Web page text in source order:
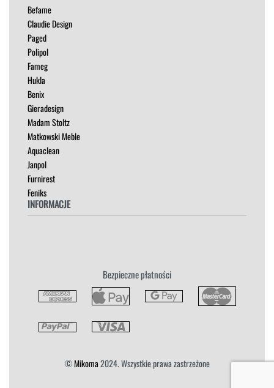
ŁÓŻKA
MEBLE RTV
NAROŻNIKI
OUTLET
PUFY
SOFY
STOLIKI
STOŁY
SZAFKI I KOMODY
Befame
Claudie Design
Paged
Polipol
Fameg
Hukla
Benix
Gieradesign
Madam Stoltz
Matkowski Meble
Aquaclean
Janpol
Furnirest
Feniks
INFORMACJE
Płatność i Dostawa
Bezpieczne płatności
©Mikoma2024. Wszystkie prawa zastrzeżone